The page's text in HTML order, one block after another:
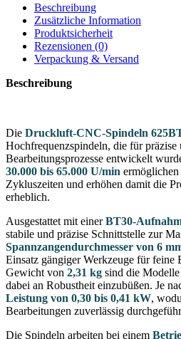
Beschreibung
Zusätzliche Information
Produktsicherheit
Rezensionen (0)
Verpackung & Versand
Beschreibung
Die Druckluft-CNC-Spindeln
Hochfrequenzspindeln, die für präzise
Bearbeitungsprozesse entwickelt
30.000 bis 65.000 U/min ermöglichen
Zykluszeiten und erhöhen damit die
erheblich.
Ausgestattet mit einerBT30-
stabile und präzise Schnittstelle zur
Spannzangendurchmesser von 6
Einsatz gängiger Werkzeuge für feine
Gewicht von 2,31 kg sind die
dabei an Robustheit einzubüßen. Je
Leistung von 0,30 bis 0,41 kW,
Bearbeitungen zuverlässig
Die Spindeln arbeiten bei einem